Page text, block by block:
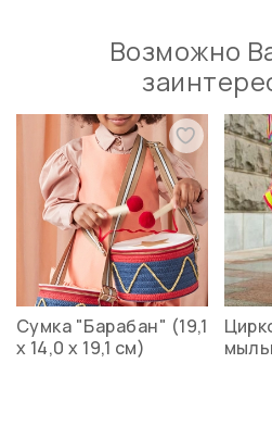
Возможно
Сумка "Барабан" (19,1
x 14,0 x 19,1 см)